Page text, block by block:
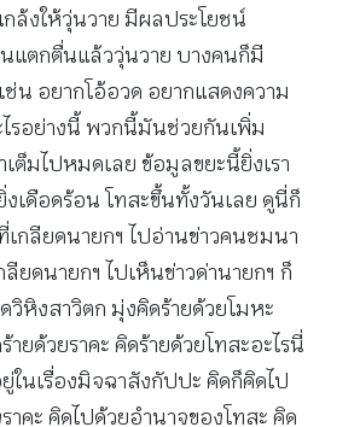
กล้งให้วุ่นวาย มีผลประโยชน์
แตกตื่นแล้ววุ่นวาย บางคนก็มี
ช่น อยากโอ้อวด อยากแสดงความ
รอย่างนี้ พวกนี้มันช่วยกันเพิ่ม
ต็มไปหมดเลย ข้อมูลขยะนี้ยิ่งเรา
งเดือดร้อน โทสะขึ้นทั้งวันเลย ดูนี่ก็
เกลียดนายกฯ ไปอ่านข่าวคนชมนา
ลียดนายกฯ ไปเห็นข่าวด่านายกฯ ก็
ดวิหิงสาวิตก มุ่งคิดร้ายด้วยโมหะ
ายด้วยราคะ คิดร้ายด้วยโทสะอะไรนี่
ยู่ในเรื่องมิจฉาสังกัปปะ คิดก็คิดไป
าคะ คิดไปด้วยอำนาจของโทสะ คิด